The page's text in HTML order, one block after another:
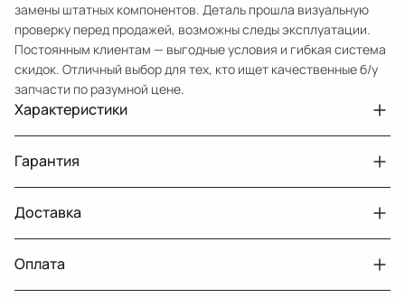
замены штатных компонентов. Деталь прошла визуальную
проверку перед продажей, возможны следы эксплуатации.
Постоянным клиентам — выгодные условия и гибкая система
скидок. Отличный выбор для тех, кто ищет качественные б/у
запчасти по разумной цене.
Характеристики
Авто
MercedesBenz E W211 рест.
Год
2007
Тег
Мерседес Бенс Е
Гарантия
Двигатели с навесным или без навесного
оборудования
30 дней
Датчик давления топлива, насос
14 дней
Доставка
Оплата